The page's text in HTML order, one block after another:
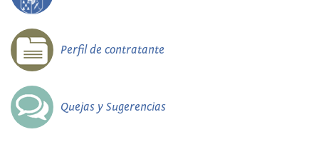
Perfil de contratante
Quejas y Sugerencias